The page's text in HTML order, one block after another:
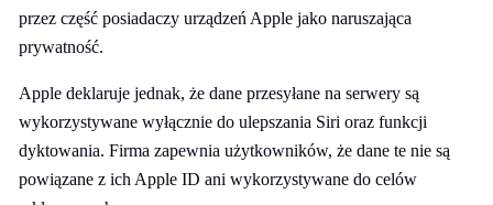
przez część posiadaczy urządzeń Apple jako naruszająca
prywatność.
Apple deklaruje jednak, że dane przesyłane na serwery są
wykorzystywane wyłącznie do ulepszania Siri oraz funkcji
dyktowania. Firma zapewnia użytkowników, że dane te nie są
powiązane z ich Apple ID ani wykorzystywane do celów